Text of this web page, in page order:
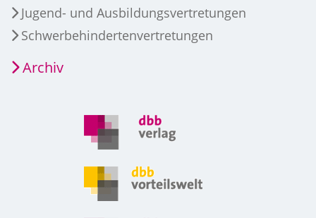
Jugend- und Ausbildungsvertretungen
Schwerbehindertenvertretungen
Archiv